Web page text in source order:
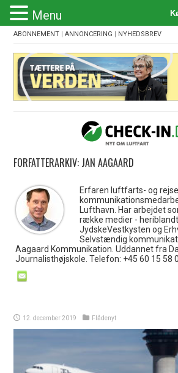
ABONNEMENT |ANNONCERING | NYHEDSBREV
FORFATTERARKIV: JAN AAGAARD
Erfaren luftfarts- og
Lufthavn. Har arbejdet
række medier -
JydskeVestkysten og
Selvstændig
Aagaard Kommunikation. Uddannet fra
Journalisthøjskole. Telefon: +45 60 15 58
12. december 2019 Flådenyt
Menu